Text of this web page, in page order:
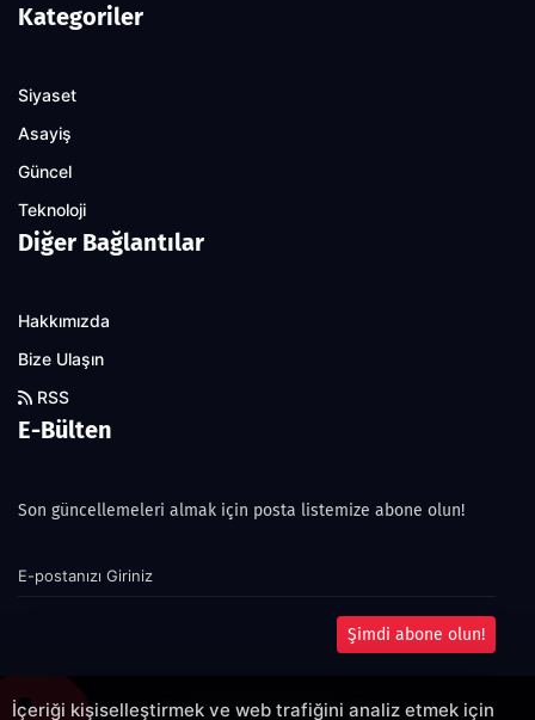
Kategoriler
Siyaset
Asayiş
Güncel
Teknoloji
Diğer Bağlantılar
Hakkımızda
Bize Ulaşın
RSS
E-Bülten
Son güncellemeleri almak için posta listemize abone olun!
Şimdi abone olun!
İçeriği kişiselleştirmek ve web trafiğini analiz etmek için